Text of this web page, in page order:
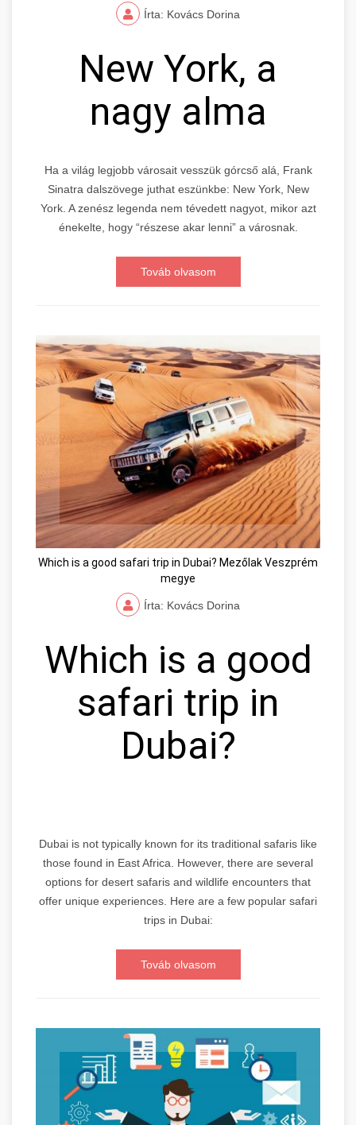
Írta: Kovács Dorina
New York, a
nagy alma
Ha a világ legjobb városait vesszük górcső alá, Frank
Sinatra dalszövege juthat eszünkbe: New York, New
York. A zenész legenda nem tévedett nagyot, mikor azt
énekelte, hogy “részese akar lenni” a városnak.
Továb olvasom
Which is a good safari trip in Dubai? Mezőlak Veszprém
megye
Írta: Kovács Dorina
Which is a good
safari trip in
Dubai?
Dubai is not typically known for its traditional safaris like
those found in East Africa. However, there are several
options for desert safaris and wildlife encounters that
offer unique experiences. Here are a few popular safari
trips in Dubai:
Továb olvasom